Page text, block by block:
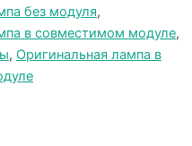
без модуля,
в совместимом модуле,
, Оригинальная лампа в